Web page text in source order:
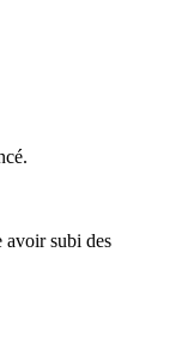
subi des